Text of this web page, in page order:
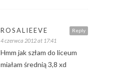
Reply
ROSALIEEVE
4 czerwca 2012 at 17:41
Hmm jak szłam do liceum
miałam średnią 3,8 xd